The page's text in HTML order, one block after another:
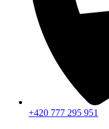
+420 777 295 951